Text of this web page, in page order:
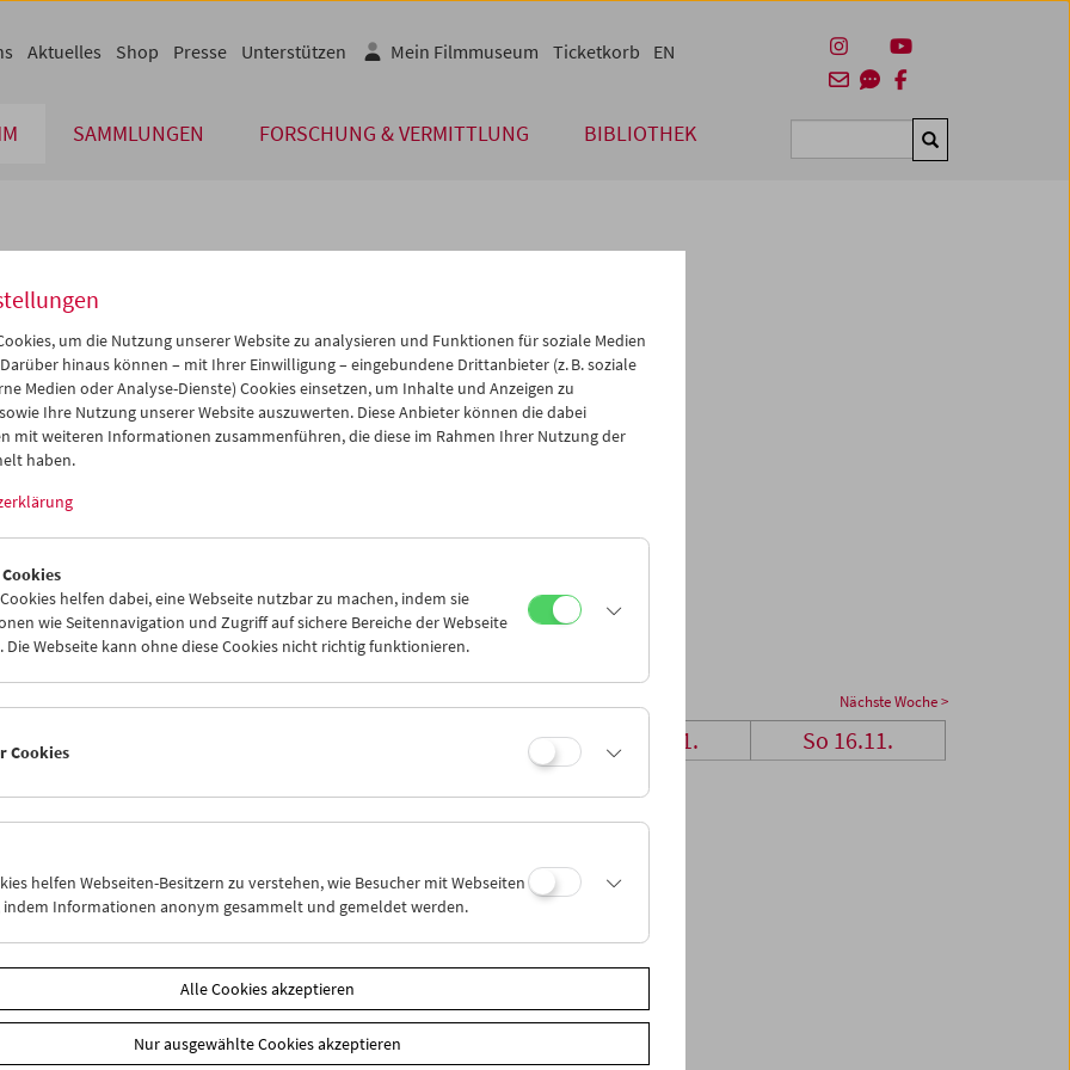
SAMMLUNGEN FORSCHUNG & VERMITTLUNG BIBLIOTHEK Suchen
Aktuelles Shop Presse Unterstützen Mein Filmmuseum Ticketkorb EN
Nov 2014 >>
Mi Do Fr Sa So
29 30 31 01
02
05 06 07 08
09
12 13
19 20
03
iCalender
Programmheft-PDF
English language or subtitles
Nächste Woche >
Mi 12.11. Sa 15.11. So 16.11.
um die Nutzung unserer Website zu analysieren und Funktionen für soziale Medien
hinaus können – mit Ihrer Einwilligung – eingebundene Drittanbieter (z. B. soziale
Medien oder Analyse-Dienste) Cookies einsetzen, um Inhalte und Anzeigen zu
Ihre Nutzung unserer Website auszuwerten. Diese Anbieter können die dabei
mit weiteren Informationen zusammenführen, die diese im Rahmen Ihrer Nutzung der
haben.
helfen dabei, eine Webseite nutzbar zu machen, indem sie
wie Seitennavigation und Zugriff auf sichere Bereiche der Webseite
Die Webseite kann ohne diese Cookies nicht richtig funktionieren.
Cookies
helfen Webseiten-Besitzern zu verstehen, wie Besucher mit Webseiten
indem Informationen anonym gesammelt und gemeldet werden.
Alle Cookies akzeptieren
Nur ausgewählte Cookies akzeptieren